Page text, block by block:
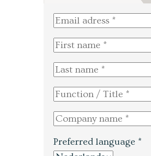
Preferred language *